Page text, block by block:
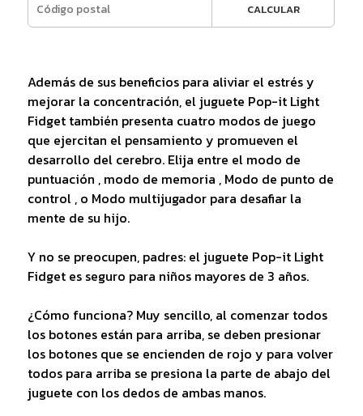
CALCULAR
Además de sus beneficios para aliviar el estrés y
mejorar la concentración, el juguete Pop-it Light
Fidget también presenta cuatro modos de juego
que ejercitan el pensamiento y promueven el
desarrollo del cerebro. Elija entre el modo de
puntuación , modo de memoria , Modo de punto de
control , o Modo multijugador para desafiar la
mente de su hijo.
Y no se preocupen, padres: el juguete Pop-it Light
Fidget es seguro para niños mayores de 3 años.
¿Cómo funciona? Muy sencillo, al comenzar todos
los botones están para arriba, se deben presionar
los botones que se encienden de rojo y para volver
todos para arriba se presiona la parte de abajo del
juguete con los dedos de ambas manos.